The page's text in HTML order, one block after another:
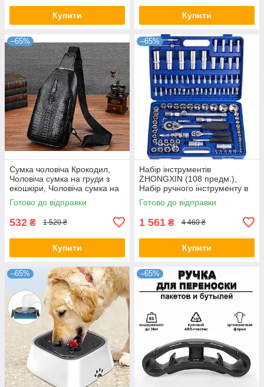
Купити Купити
–65%
Сумка чоловіча Крокодил,
Чоловіча сумка на груди з
екошкіри, Чоловіча сумка на
груди
Готово до відправки
532 ₴ 1 520 ₴
Купити
–65%
Набір інструментів
ZHONGXIN (108 предм.),
Набір ручного інструменту в
кейсі
Готово до відправки
1 561 ₴ 4 460 ₴
Купити
–65% –65%